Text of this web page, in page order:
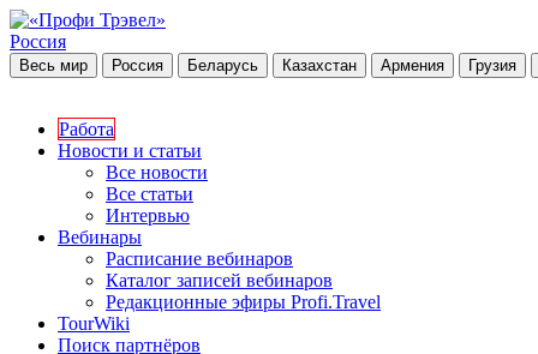
Россия
Весь мир Россия Беларусь Казахстан Армения Грузия
Работа
Новости и статьи
Все новости
Все статьи
Интервью
Вебинары
Расписание вебинаров
Каталог записей вебинаров
Редакционные эфиры Profi.Travel
TourWiki
Поиск партнёров